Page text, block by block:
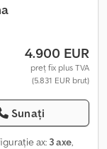
4.900 EUR
preț fix plus TVA
(5.831 EUR brut)
Sunați
ax: 3 axe,